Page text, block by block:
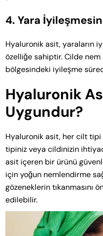
4. Yara
Hyaluronik asit, yaraların
özelliğe sahiptir. Cilde nem
bölgesindeki iyileşme
Hyaluronik
Uygundur?
Hyaluronik asit, her cilt tipi
tipiniz veya cildinizin
asit içeren bir ürünü
için yoğun nemlendirme
gözeneklerin tıkanmasını
edilebilir.